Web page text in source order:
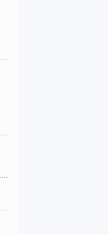
Etimesgut Belediyesi 100. Yıl Cumhuriyet Kültür Sanat Merkezi